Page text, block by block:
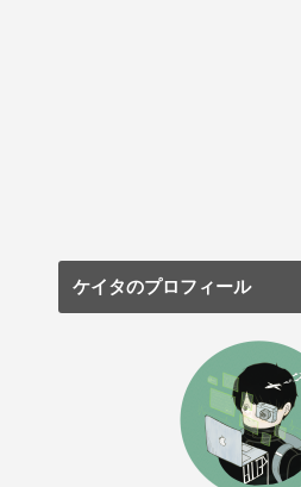
ケイタのプロフィール